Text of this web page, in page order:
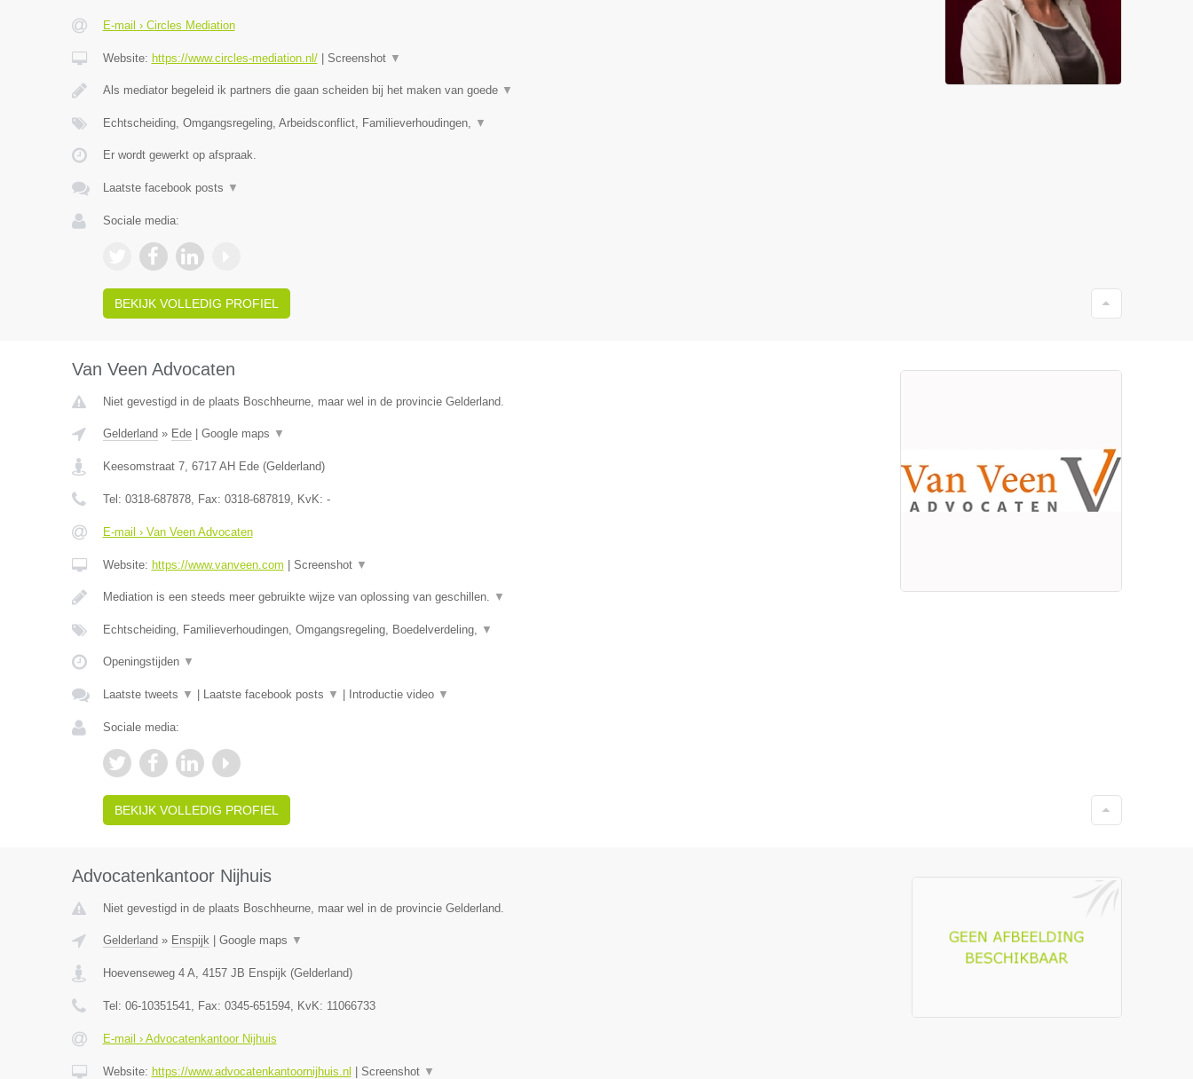
E-mail › Circles Mediation
Website: https://www.circles-mediation.nl/| Screenshot ▼
Als mediator begeleid ik partners die gaan scheiden bij het maken van goede ▼
Echtscheiding, Omgangsregeling, Arbeidsconflict, Familieverhoudingen, ▼
Er wordt gewerkt op afspraak.
Laatste facebook posts ▼
Sociale media:
BEKIJK VOLLEDIG PROFIEL
Van Veen Advocaten
Niet gevestigd in de plaats Boschheurne, maar wel in de provincie Gelderland.
Gelderland » Ede| Google maps ▼
Keesomstraat 7, 6717 AH Ede(Gelderland)
Tel: 0318-687878, Fax: 0318-687819, KvK: -
E-mail › Van Veen Advocaten
Website: https://www.vanveen.com Screenshot ▼
Mediation is een steeds meer gebruikte wijze van oplossing van geschillen. ▼
Echtscheiding, Familieverhoudingen, Omgangsregeling, Boedelverdeling, ▼
Openingstijden ▼
Laatste tweets ▼ Laatste facebook posts ▼ Introductie video ▼
Sociale media:
BEKIJK VOLLEDIG PROFIEL
Advocatenkantoor Nijhuis
Niet gevestigd in de plaats Boschheurne, maar wel in de provincie Gelderland.
Gelderland » Enspijk| Google maps ▼
Hoevenseweg 4 A, 4157 JB Enspijk(Gelderland)
Tel: 06-10351541, Fax: 0345-651594, KvK: 11066733
E-mail › Advocatenkantoor Nijhuis
Website: https://www.advocatenkantoornijhuis.nl Screenshot ▼